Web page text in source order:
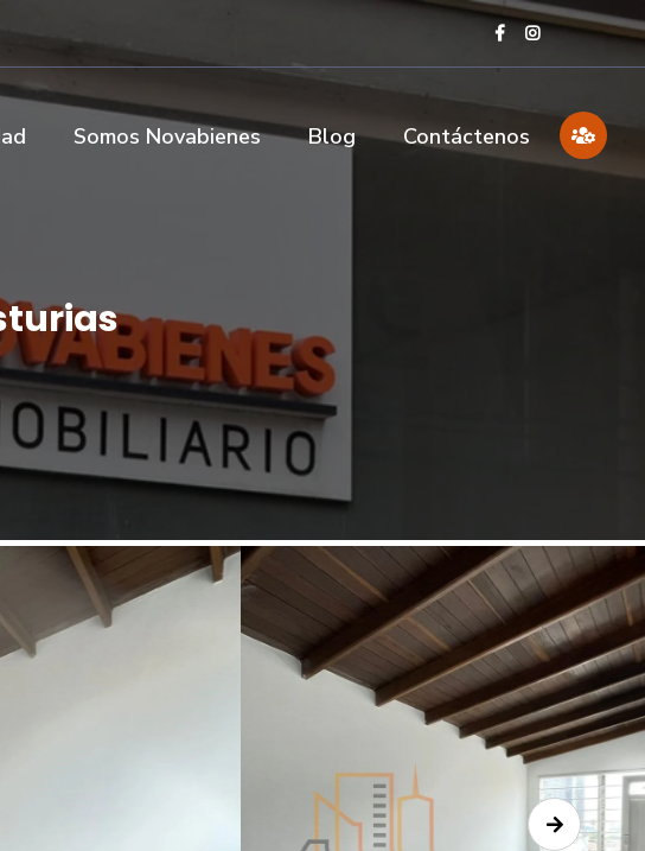
Somos Novabienes Blog Contáctenos